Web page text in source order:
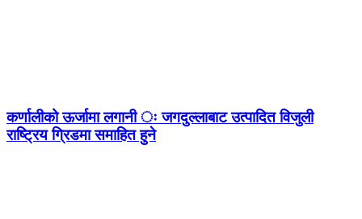
कर्णालीको ऊर्जामा लगानी ः जगदुल्लाबाट उत्पादित विजुली
राष्ट्रिय ग्रिडमा समाहित हुने